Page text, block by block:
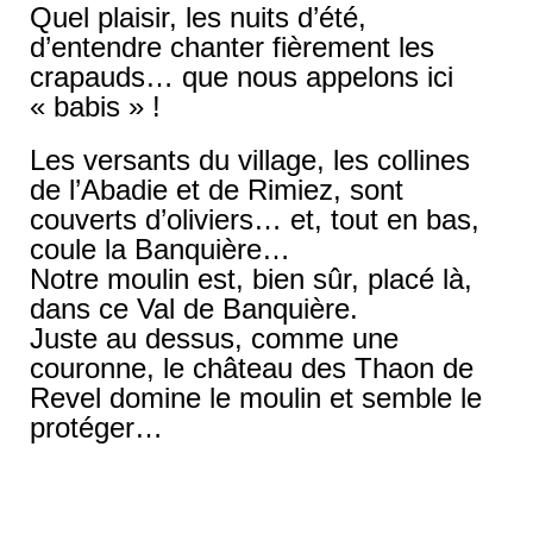
Quel plaisir, les nuits d’été,
d’entendre chanter fièrement les
crapauds… que nous appelons ici
« babis » !
Les versants du village, les collines
de l’Abadie et de Rimiez, sont
couverts d’oliviers… et, tout en bas,
coule la Banquière…
Notre moulin est, bien sûr, placé là,
dans ce Val de Banquière.
Juste au dessus, comme une
couronne, le château des Thaon de
Revel domine le moulin et semble le
protéger…